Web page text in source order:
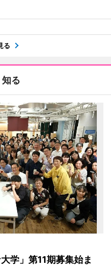
る
る
学」第11期募集始ま